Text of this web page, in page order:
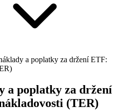
a poplatky za držení ETF:
a poplatky za držení
(TER)